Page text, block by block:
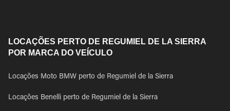
LOCAÇÕES PERTO DE REGUMIEL DE LA SIERRA
POR MARCA DO VEÍCULO
Locações Moto BMW perto de Regumiel de la Sierra
Locações Benelli perto de Regumiel de la Sierra